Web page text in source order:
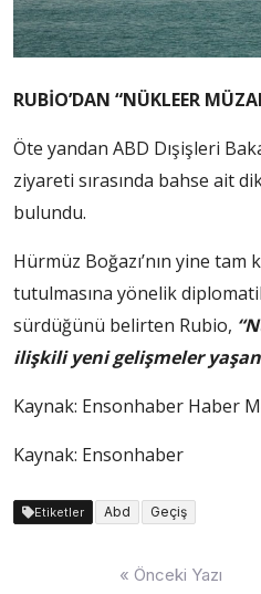
RUBİO’DAN “NÜKLEER
Öte yandan ABD Dışişleri
ziyareti sırasında bahse ait
bulundu.
Hürmüz Boğazı’nın yine tam
tutulmasına yönelik
sürdüğünü belirten Rubio,
ilişkili yeni gelişmeler
Kaynak: Ensonhaber Haber
Kaynak: Ensonhaber
Etiketler Abd Geçiş
« Önceki Yazı